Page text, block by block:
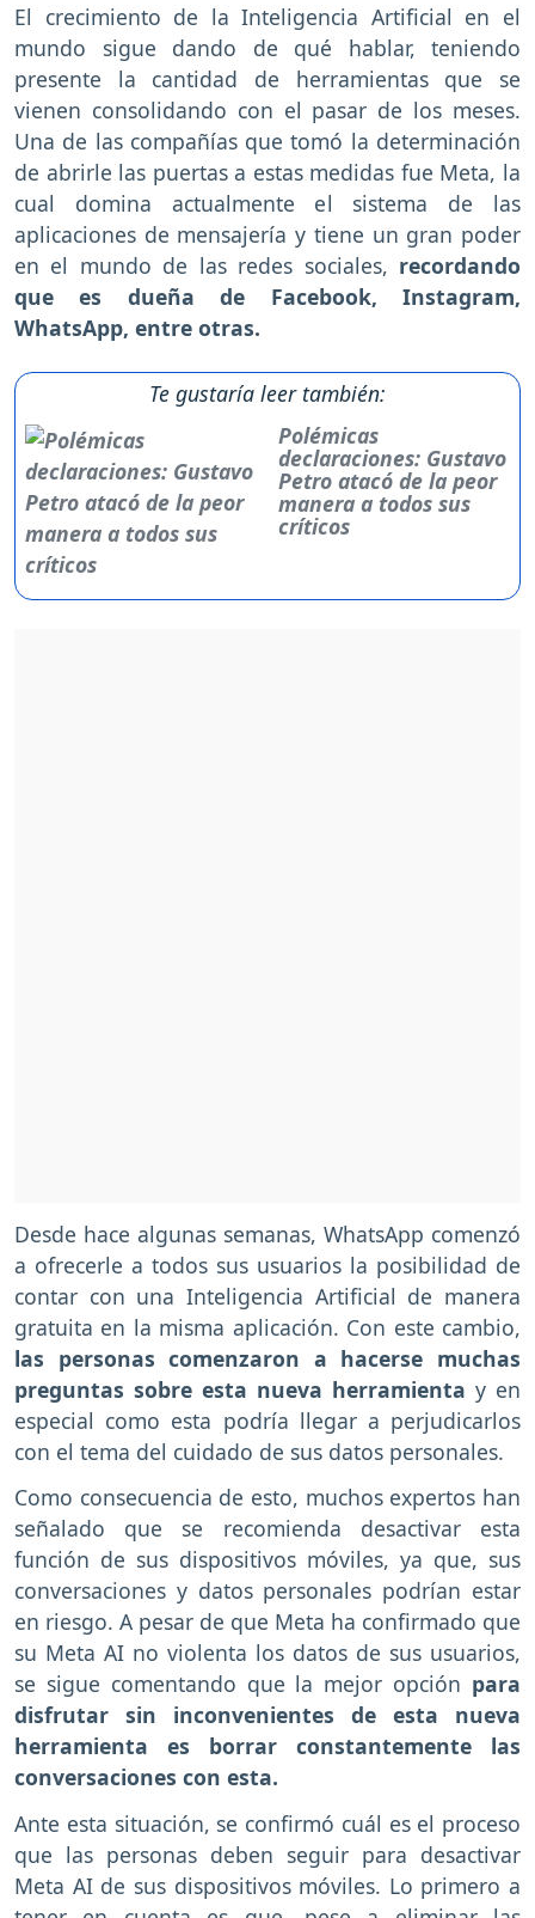
El crecimiento de la Inteligencia Artificial en el
mundo sigue dando de qué hablar, teniendo
presente la cantidad de herramientas que se
vienen consolidando con el pasar de los meses.
Una de las compañías que tomó la determinación
de abrirle las puertas a estas medidas fue Meta, la
cual domina actualmente el sistema de las
aplicaciones de mensajería y tiene un gran poder
en el mundo de las redes sociales, recordando
que es dueña de Facebook, Instagram,
WhatsApp, entre otras.
Te gustaría leer también:
Polémicas
declaraciones: Gustavo
Petro atacó de la peor
manera a todos sus
críticos
Desde hace algunas semanas, WhatsApp comenzó
a ofrecerle a todos sus usuarios la posibilidad de
contar con una Inteligencia Artificial de manera
gratuita en la misma aplicación. Con este cambio,
las personas comenzaron a hacerse muchas
preguntas sobre esta nueva herramienta y en
especial como esta podría llegar a perjudicarlos
con el tema del cuidado de sus datos personales.
Como consecuencia de esto, muchos expertos han
señalado que se recomienda desactivar esta
función de sus dispositivos móviles, ya que, sus
conversaciones y datos personales podrían estar
en riesgo. A pesar de que Meta ha confirmado que
su Meta AI no violenta los datos de sus usuarios,
se sigue comentando que la mejor opción para
disfrutar sin inconvenientes de esta nueva
herramienta es borrar constantemente las
conversaciones con esta.
Ante esta situación, se confirmó cuál es el proceso
que las personas deben seguir para desactivar
Meta AI de sus dispositivos móviles. Lo primero a